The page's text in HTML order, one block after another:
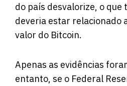
do país desvalorize, o que
deveria estar relacionado
valor do Bitcoin.
Apenas as evidências
entanto, se o Federal